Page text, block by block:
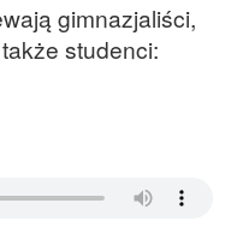
gimnazjaliści,
studenci: